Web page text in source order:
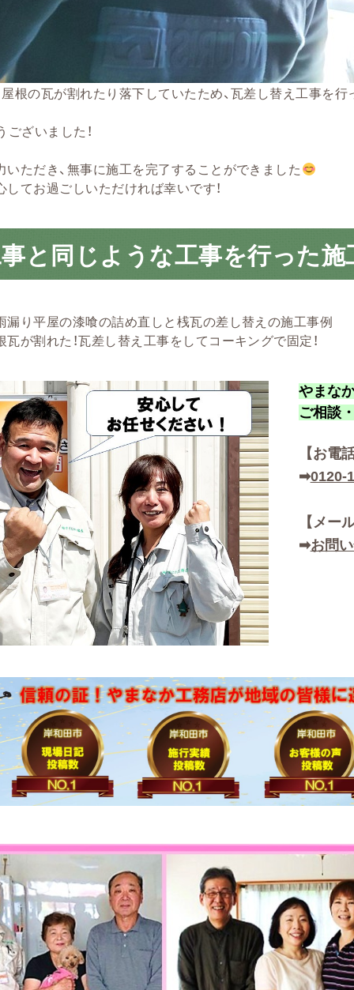
屋根の瓦が割れたり落下していたため、瓦差し替え工事を
ございました！
いただき、無事に施工を完了することができました
てお過ごしいただければ幸いです！
と同じような工事を行った施
漏り平屋の漆喰の詰め直しと桟瓦の差し替えの施工事例
が割れた！瓦差し替え工事をしてコーキングで固定！
やまな
ご相談
【お電
➡0120-
【メー
➡お問